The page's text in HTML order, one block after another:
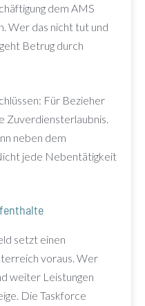
dem AMS
Wer das nicht tut und
Betrug durch
Für Bezieher
Zuverdiensterlaubnis.
neben dem
jede Nebentätigkeit
setzt einen
voraus. Wer
weiter Leistungen
Die Taskforce